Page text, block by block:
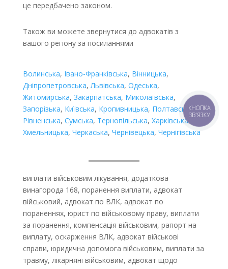
це передбачено законом.
Також ви можете звернутися до адвокатів з
вашого регіону за посиланнями
Волинська, Івано-Франківська, Вінницька,
Дніпропетровська,Львівська, Одеська,
Житомирська, Закарпатська, Миколаївська,
Запорізька, Київська, Кропивницька, Полтавська,
Рівненська, Сумська, Тернопільська, Харківська,
Хмельницька, Черкаська, Чернівецька, Чернігівська
виплати військовим лікування, додаткова
винагорода 168, поранення виплати, адвокат
військовий, адвокат по ВЛК, адвокат по
пораненнях, юрист по військовому праву, виплати
за поранення, компенсація військовим, рапорт на
виплату, оскарження ВЛК, адвокат військові
справи, юридична допомога військовим, виплати за
травму, лікарняні військовим, адвокат щодо
КНОПКА
ЗВ'ЯЗКУ